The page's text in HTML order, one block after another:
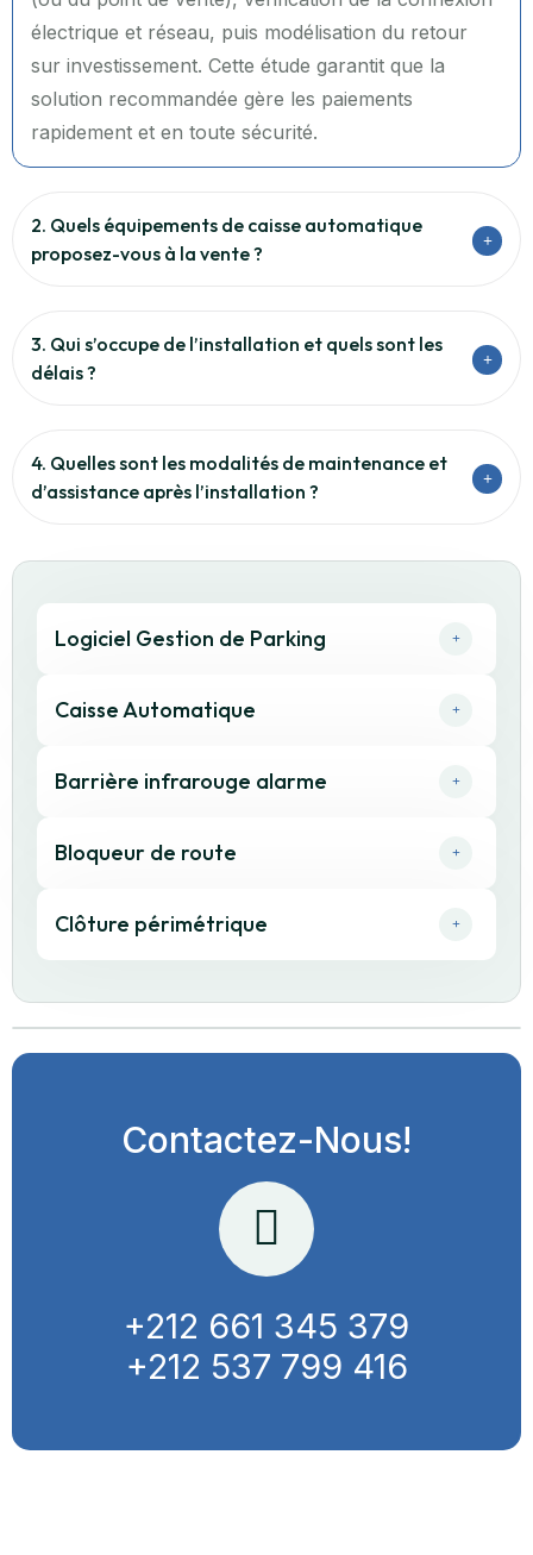
électrique et réseau, puis modélisation du retour
sur investissement. Cette étude garantit que la
solution recommandée gère les paiements
rapidement et en toute sécurité.
2. Quels équipements de caisse automatique
proposez-vous à la vente ?
3. Qui s’occupe de l’installation et quels sont les
délais ?
4. Quelles sont les modalités de maintenance et
d’assistance après l’installation ?
Logiciel Gestion de Parking
Caisse Automatique
Barrière infrarouge alarme
Bloqueur de route
Clôture périmétrique
Contactez-Nous!
+212 661 345 379
+212 537 799 416